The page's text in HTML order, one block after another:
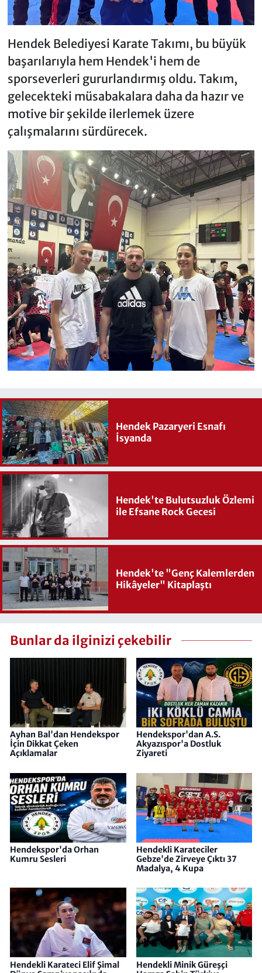
Hendek Belediyesi Karate Takımı, bu büyük
başarılarıyla hem Hendek'i hem de
sporseverleri gururlandırmış oldu. Takım,
gelecekteki müsabakalara daha da hazır ve
motive bir şekilde ilerlemek üzere
çalışmalarını sürdürecek.
Hendek Pazaryeri Esnafı
İsyanda
Hendek'te Bulutsuzluk Özlemi
ile Efsane Rock Gecesi
Hendek'te "Genç Kalemlerden
Hikâyeler" Kitaplaştı
Bunlar da ilginizi çekebilir
Ayhan Bal'dan Hendekspor
İçin Dikkat Çeken
Açıklamalar
Hendekspor'dan A.S.
Akyazıspor'a Dostluk
Ziyareti
Hendekspor'da Orhan
Kumru Sesleri
Hendekli Karateciler
Gebze'de Zirveye Çıktı 37
Madalya, 4 Kupa
Hendekli Karateci Elif Şimal
Hendekli Minik Güreşçi